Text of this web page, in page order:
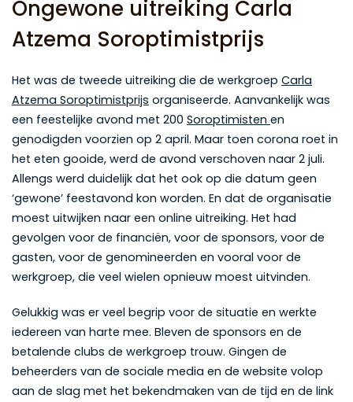
Ongewone uitreiking Carla
Atzema Soroptimistprijs
Het was de tweede uitreiking die de werkgroep Carla
Atzema Soroptimistprijs organiseerde. Aanvankelijk was
een feestelijke avond met 200 Soroptimisten en
genodigden voorzien op 2 april. Maar toen corona roet in
het eten gooide, werd de avond verschoven naar 2 juli.
Allengs werd duidelijk dat het ook op die datum geen
‘gewone’ feestavond kon worden. En dat de organisatie
moest uitwijken naar een online uitreiking. Het had
gevolgen voor de financiën, voor de sponsors, voor de
gasten, voor de genomineerden en vooral voor de
werkgroep, die veel wielen opnieuw moest uitvinden.
Gelukkig was er veel begrip voor de situatie en werkte
iedereen van harte mee. Bleven de sponsors en de
betalende clubs de werkgroep trouw. Gingen de
beheerders van de sociale media en de website volop
aan de slag met het bekendmaken van de tijd en de link